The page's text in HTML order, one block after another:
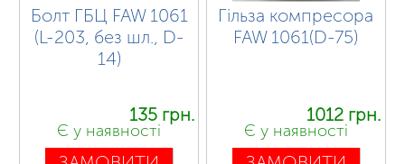
Болт ГБЦ FAW 1061
(L-203, без шл., D-
14)
135 грн.
Є у наявності
Гільза компресора
FAW 1061(D-75)
1012 грн.
Є у наявності